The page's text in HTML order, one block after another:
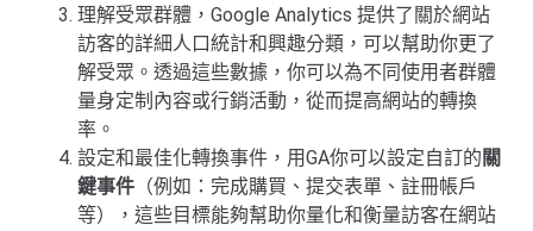
理解受眾群體，Google Analytics 提供了關於網站
訪客的詳細人口統計和興趣分類，可以幫助你更了
解受眾。透過這些數據，你可以為不同使用者群體
量身定制內容或行銷活動，從而提高網站的轉換
率。
設定和最佳化轉換事件，用GA你可以設定自訂的 關
鍵事件 （例如：完成購買、提交表單、註冊帳戶
等），這些目標能夠幫助你量化和衡量訪客在網站